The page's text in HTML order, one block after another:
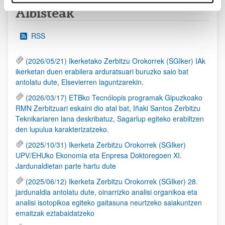
Albisteak
RSS
(2026/05/21) Ikerketako Zerbitzu Orokorrek (SGIker) IAk
ikerketan duen erabilera arduratsuari buruzko saio bat
antolatu dute, Elsevierren laguntzarekin.
(2026/03/17) ETBko Tecnólopis programak Gipuzkoako
RMN Zerbitzuari eskaini dio atal bat, Iñaki Santos Zerbitzu
Teknikariaren lana deskribatuz, Sagarlup egiteko erabiltzen
den lupulua karakterizatzeko.
(2025/10/31) Ikerketa Zerbitzu Orokorrek (SGIker)
UPV/EHUko Ekonomia eta Enpresa Doktoregoen XI.
Jardunaldietan parte hartu dute
(2025/06/12) Ikerketa Zerbitzu Orokorrek (SGIker) 28.
jardunaldia antolatu dute, oinarrizko analisi organikoa eta
analisi isotopikoa egiteko gaitasuna neurtzeko saiakuntzen
emaitzak eztabaidatzeko